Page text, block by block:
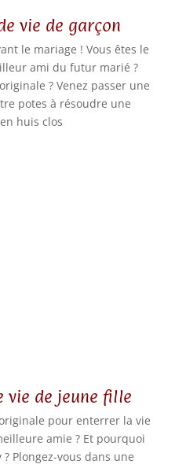
vie de garçon
le mariage ! Vous êtes le
ami du futur marié ?
? Venez passer une
potes à résoudre une
huis clos
vie de jeune fille
pour enterrer la vie
amie ? Et pourquoi
Plongez-vous dans une